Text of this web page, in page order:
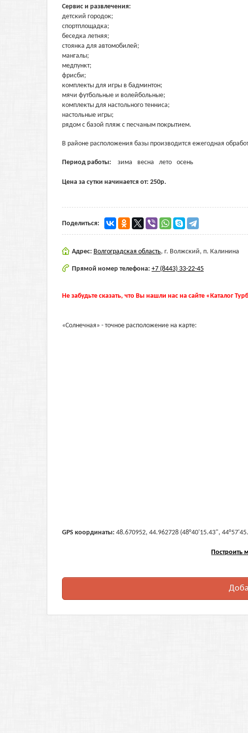
Сервис и развлечения:
детский городок;
спортплощадка;
беседка летняя;
стоянка для автомобилей;
мангалы;
медпункт;
фрисби;
комплекты для игры в бадминтон;
мячи футбольные и волейбольные;
комплекты для настольного тенниса;
настольные игры;
рядом с базой пляж с песчаным покрытием.
В районе расположения базы производится ежегодная
Период работы: зима весна лето осень
Цена за сутки начинается от: 250р.
Поделиться:
Адрес: Волгоградская область, г. Волжский, п. Калинина
Прямой номер телефона: +7 (8443) 33-22-45
Не забудьте сказать, что Вы нашли нас на сайте «Каталог
«Солнечная» - точное расположение на карте:
GPS координаты: 48.670952, 44.962728 (48°40'15.43",
Построить